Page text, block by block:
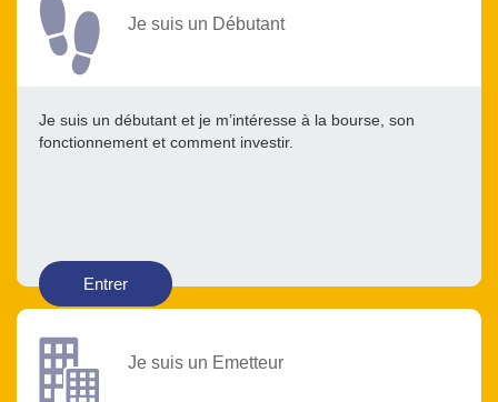
Je suis un Débutant
Je suis un débutant et je m’intéresse à la bourse, son
fonctionnement et comment investir.
Entrer
Je suis un Emetteur